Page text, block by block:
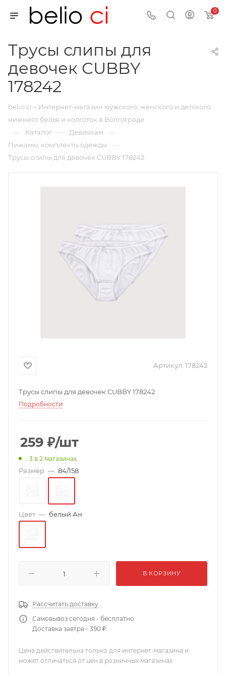
0
Трусы слипы для
девочек CUBBY
178242
belio ci – Интернет-магазин мужского, женского и детского
нижнего белья и колготок в Волгограде
— Каталог — Девочкам —
Пижамы, комплекты одежды —
Трусы слипы для девочек CUBBY 178242
Артикул: 178242
Трусы слипы для девочек CUBBY 178242
Подробности
259 ₽/шт
: 3 в 2 магазинах
Размер — 84/158
Цвет — белый Ан
В КОРЗИНУ
Рассчитать доставку
Самовывоз сегодня - бесплатно
Доставка завтра - 390 ₽
Цена действительна только для интернет-магазина и
может отличаться от цен в розничных магазинах